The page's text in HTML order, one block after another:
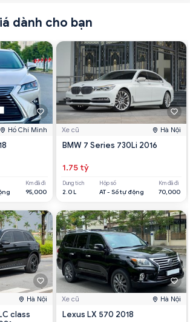
dành cho bạn
Hồ Chí Minh
Km đã đi
95,000
Hà Nội
class
Xe cũ Hà Nội
BMW 7 Series 730Li 2016
1.75 tỷ
Dung tích
2.0 L
Hộp số
AT - Số tự động
Km đã đi
70,000
Xe cũ Hà Nội
Lexus LX 570 2018